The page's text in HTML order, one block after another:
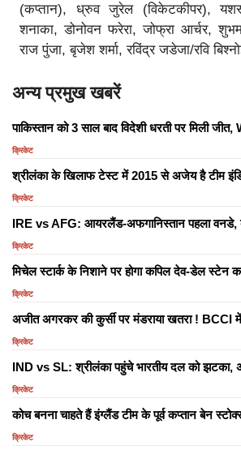
(कप्तान), ध्रुव जुरेल (विकेटकीपर),
शनाका, डोनोवन फरेरा, जोफ्रा आर्चर,
राज पुंजा, बृजेश शर्मा, रविंद्र जडेजा/रवि
अन्य प्रमुख खबरें
पाकिस्तान को 3 साल बाद विदेशी धरती पर मिली
क्रिकेट
श्रीलंका के खिलाफ टेस्ट में 2015 से अजेय है टीम
क्रिकेट
IRE vs AFG: आयरलैंड-अफगानिस्तान पहला वनडे,
क्रिकेट
मिचेल स्टार्क के निशाने पर होगा कपिल देव-डेल स्टेन का
क्रिकेट
अजीत अगरकर की कुर्सी पर मंडराया खतरा ! BCCI में
क्रिकेट
IND vs SL: श्रीलंका पहुंचे भारतीय दल को झटका,
क्रिकेट
कोच बनना चाहते हैं इंग्लैंड टीम के पूर्व कप्तान बेन
क्रिकेट